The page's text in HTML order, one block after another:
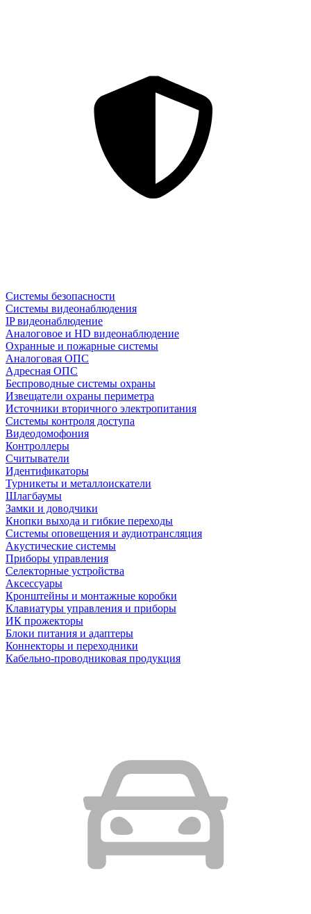
Системы безопасности
Системы видеонаблюдения
IP видеонаблюдение
Аналоговое и HD видеонаблюдение
Охранные и пожарные системы
Аналоговая ОПС
Адресная ОПС
Беспроводные системы охраны
Извещатели охраны периметра
Источники вторичного электропитания
Системы контроля доступа
Видеодомофония
Контроллеры
Считыватели
Идентификаторы
Турникеты и металлоискатели
Шлагбаумы
Замки и доводчики
Кнопки выхода и гибкие переходы
Системы оповещения и аудиотрансляция
Акустические системы
Приборы управления
Селекторные устройства
Аксессуары
Кронштейны и монтажные коробки
Клавиатуры управления и приборы
ИК прожекторы
Блоки питания и адаптеры
Коннекторы и переходники
Кабельно-проводниковая продукция